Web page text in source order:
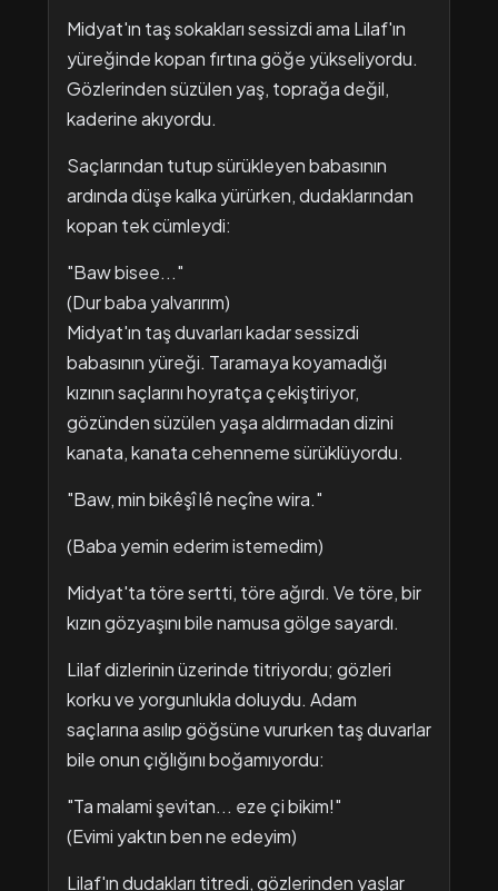
Midyat'ın taş sokakları sessizdi ama Lilaf'ın
yüreğinde kopan fırtına göğe yükseliyordu.
Gözlerinden süzülen yaş, toprağa değil,
kaderine akıyordu.
Saçlarından tutup sürükleyen babasının
ardında düşe kalka yürürken, dudaklarından
kopan tek cümleydi:
"Baw bisee..."
(Dur baba yalvarırım)
Midyat'ın taş duvarları kadar sessizdi
babasının yüreği. Taramaya koyamadığı
kızının saçlarını hoyratça çekiştiriyor,
gözünden süzülen yaşa aldırmadan dizini
kanata, kanata cehenneme sürüklüyordu.
"Baw, min bikêşî lê neçîne wira."
(Baba yemin ederim istemedim)
Midyat'ta töre sertti, töre ağırdı. Ve töre, bir
kızın gözyaşını bile namusa gölge sayardı.
Lilaf dizlerinin üzerinde titriyordu; gözleri
korku ve yorgunlukla doluydu. Adam
saçlarına asılıp göğsüne vururken taş duvarlar
bile onun çığlığını boğamıyordu:
"Ta malami şevitan... eze çi bikim!"
(Evimi yaktın ben ne edeyim)
Lilaf'ın dudakları titredi, gözlerinden yaşlar